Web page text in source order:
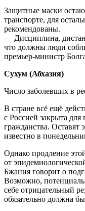
Защитные маски
транспорте, для
рекомендованы.
— Дисциплина,
что должны люди
премьер-министр
Сухум (Абхазия)
Число заболевших в
В стране всё ещё
с Россией закрыта
гражданства. Оставят
известно в
Однако продление
от
Бжания говорит о
Возможно,
себе отрицательный
обязательно должна